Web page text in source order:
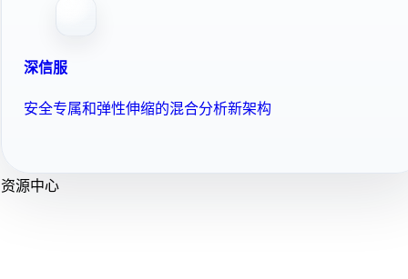
深信服
安全专属和弹性伸缩的混合分析新架构
资源中心